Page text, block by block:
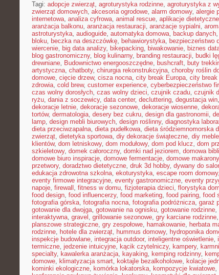
Tagi: adopcje zwierząt, agroturystyka rodzinne, agroturystyka z
zwierząt domowych, akcesoria ogrodowe, alarm domowy, alergie
internetowa, analiza cyfrowa, animal rescue, aplikacje dietetyczne
aranżacja balkonu, aranżacja restauracji, aranżacje sypialni,
astroturystyka, audioguide, automatyka domowa, backup danych
bloku, beczka na deszczówkę, behawiorystyka, bezpieczeństwo
wiercenie, big data analizy, bikepacking, biwakowanie, biznes
blog gastronomiczny, blog kulinarny, branding restauracji, budki
drewniane, Budownictwo energooszczędne, bushcraft, buty
artystyczna, chatboty, chirurgia rekonstrukcyjna, choroby roślin
domowe, cięcie drzew, cisza nocna, city break Europa, city
zdrowia, cold brew, customer experience, cyberbezpieczeństwo
czas wolny dorosłych, czas wolny dzieci, czujnik czadu, czujnik
ryżu, dania z soczewicy, data center, decluttering, degustacja win
dekoracje letnie, dekoracje sezonowe, dekoracje wiosenne,
tortów, dermatologia, desery bez cukru, design dla gastronomii,
lamp, design mebli biurowych, design roślinny, diagnostyka
dieta przeciwzapalna, dieta pudełkowa, dieta śródziemnomorska
zwierząt, dietetyka sportowa, diy dekoracje świąteczne, diy
klientów, dom letniskowy, dom modułowy, dom pod klucz, dom
szkieletowy, domek całoroczny, domki nad jeziorem, domowa
domowe biuro inspiracje, domowe fermentacje, domowe makarony
przetwory, doradztwo dietetyczne, druk 3d hobby, dywany do
edukacja zdrowotna szkolna, ekoturystyka, escape room domowy
eventy firmowe integracyjne, eventy gastronomiczne, eventy
napoje, firewall , fitness w domu, fizjoterapia dzieci, florystyka
food design, food influencerzy, food marketing, food pairing, food
fotografia górska, fotografia nocna, fotografia podróżnicza, garaż
gotowanie dla dwojga, gotowanie na ognisku, gotowanie rodzinne,
interaktywna, gravel , grillowanie sezonowe, gry karciane rodzinne
planszowe strategiczne, gry zespołowe, hamakowanie, herbata
rodzinne, hotele dla zwierząt, hummus domowy, hydroponika
inspekcje budowlane, integracja outdoor, inteligentne oświetlenie,
termiczne, jedzenie intuicyjne, kącik czytelniczy, kampery,
specialty, kawalerka aranżacja, kayaking, kemping rodzinny,
domowe, klimatyzacja smart, koktajle bezalkoholowe, kolacje
kominki ekologiczne, komórka lokatorska, kompozycje kwiatowe,